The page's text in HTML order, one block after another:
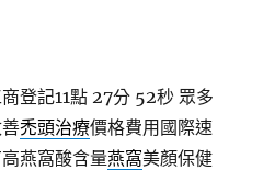
登記11點 27分 52秒 眾多
禿頭治療價格費用國際速
燕窩酸含量燕窩美顏保健